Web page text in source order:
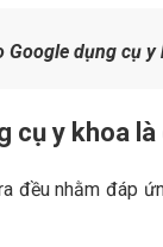
Google dụng cụ y
cụ y khoa là
đều nhằm đáp